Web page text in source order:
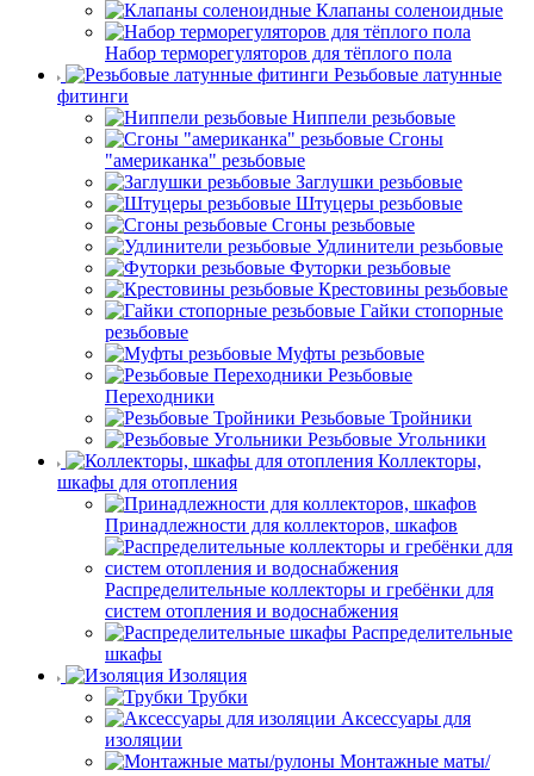
Клапаны соленоидные
Набор терморегуляторов для тёплого пола
Резьбовые латунные
фитинги
Ниппели резьбовые
Сгоны
"американка" резьбовые
Заглушки резьбовые
Штуцеры резьбовые
Сгоны резьбовые
Удлинители резьбовые
Футорки резьбовые
Крестовины резьбовые
Гайки стопорные
резьбовые
Муфты резьбовые
Резьбовые
Переходники
Резьбовые Тройники
Резьбовые Угольники
Коллекторы,
шкафы для отопления
Принадлежности для коллекторов, шкафов
Распределительные коллекторы и гребёнки для
систем отопления и водоснабжения
Распределительные
шкафы
Изоляция
Трубки
Аксессуары для
изоляции
Монтажные маты/